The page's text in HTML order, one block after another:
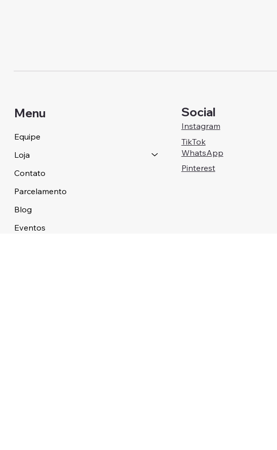
Menu
Equipe
Loja
Contato
Parcelamento
Blog
Eventos
Social
Instagram
TikTok
WhatsApp
Pinterest